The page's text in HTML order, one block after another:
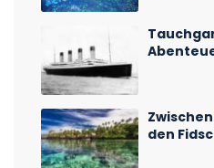
den